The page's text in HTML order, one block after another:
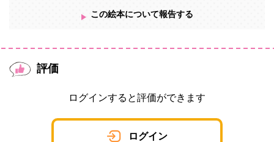
この絵本について報告する
評価
ログインすると評価ができます
ログイン